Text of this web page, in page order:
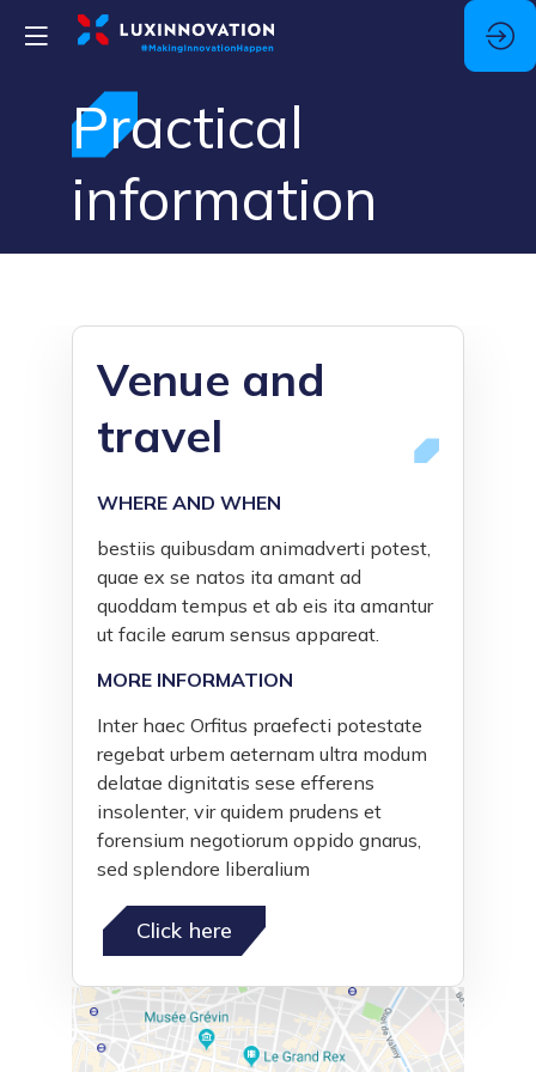
Practical
information
Venue and
travel
WHERE AND WHEN
bestiis quibusdam animadverti potest,
quae ex se natos ita amant ad
quoddam tempus et ab eis ita amantur
ut facile earum sensus appareat.
MORE INFORMATION
Inter haec Orfitus praefecti potestate
regebat urbem aeternam ultra modum
delatae dignitatis sese efferens
insolenter, vir quidem prudens et
forensium negotiorum oppido gnarus,
sed splendore liberalium
Click here